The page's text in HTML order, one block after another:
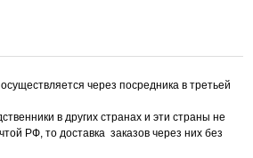
через посредника в третьей
в других странах и эти страны не
РФ, то доставка заказов через них без